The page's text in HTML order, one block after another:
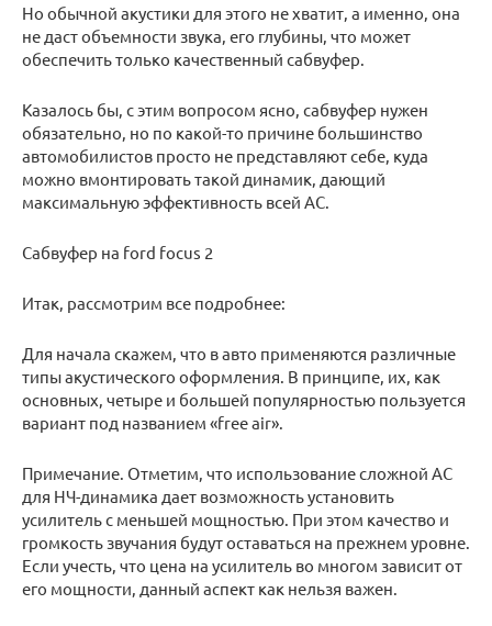
Но обычной акустики для этого не хватит, а именно, она
не даст объемности звука, его глубины, что может
обеспечить только качественный сабвуфер.
Казалось бы, с этим вопросом ясно, сабвуфер нужен
обязательно, но по какой-то причине большинство
автомобилистов просто не представляют себе, куда
можно вмонтировать такой динамик, дающий
максимальную эффективность всей АС.
Сабвуфер на ford focus 2
Итак, рассмотрим все подробнее:
Для начала скажем, что в авто применяются различные
типы акустического оформления. В принципе, их, как
основных, четыре и большей популярностью пользуется
вариант под названием «free air».
Примечание. Отметим, что использование сложной АС
для НЧ-динамика дает возможность установить
усилитель с меньшей мощностью. При этом качество и
громкость звучания будут оставаться на прежнем уровне.
Если учесть, что цена на усилитель во многом зависит от
его мощности, данный аспект как нельзя важен.